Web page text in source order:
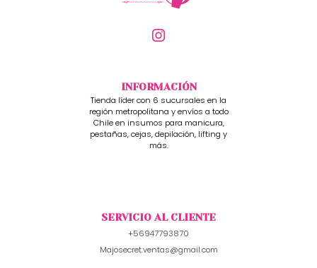
INFORMACIÓN
Tienda líder con 6 sucursales en la
región metropolitana y envíos a todo
Chile en insumos para manicura,
pestañas, cejas, depilación, lifting y
más.
SERVICIO AL CLIENTE
+56947793870
Majosecret.ventas@gmail.com